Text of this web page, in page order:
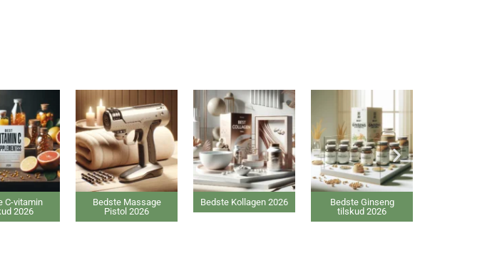
Bedste Massage
Pistol 2026
Bedste Kollagen 2026
Bedste Ginseng
tilskud 2026